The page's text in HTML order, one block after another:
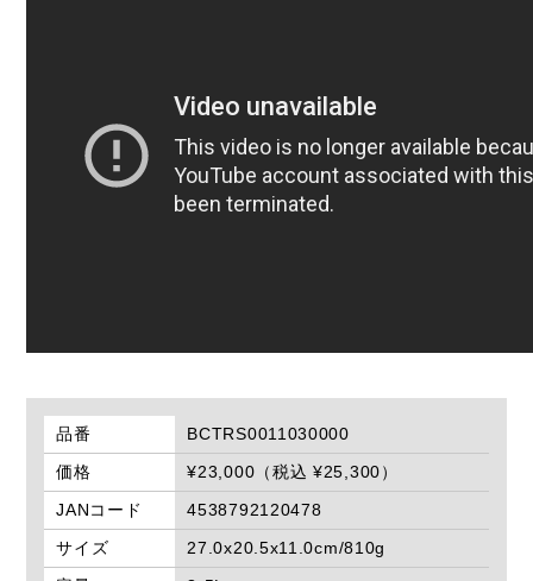
品番
BCTRS0011030000
価格
¥23,000（税込 ¥25,300）
JANコード
4538792120478
サイズ
27.0x20.5x11.0cm/810g